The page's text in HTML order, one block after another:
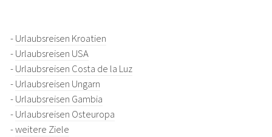
-Urlaubsreisen Kroatien
-Urlaubsreisen USA
-Urlaubsreisen Costa de la Luz
-Urlaubsreisen Ungarn
-Urlaubsreisen Gambia
-Urlaubsreisen Osteuropa
-weitere Ziele